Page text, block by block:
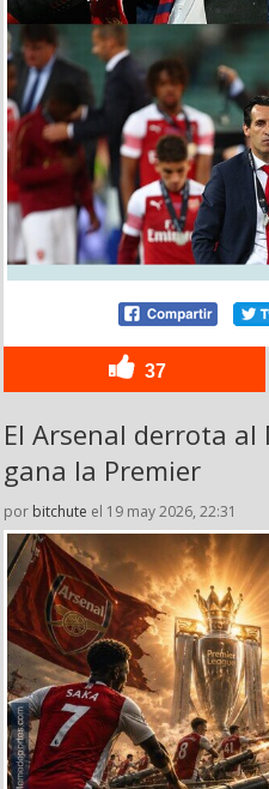
37
El Arsenal derrota
gana la Premier
por bitchute el 19 may 2026, 22:31